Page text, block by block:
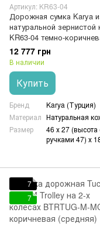
Артикул: KR63-04
Дорожная сумка Karya
натуральной зернистой
KR63-04 темно-
12 777 грн
В наличии
Купить
Бренд
Karya (Турция)
Материал Натуральная
Размер
46 х 27 (высота
ручками 47) х
7
7